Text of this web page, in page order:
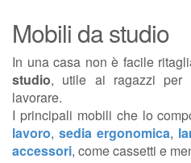
Mobili da studio
In una casa non è facile
studio, utile ai ragazzi per
lavorare.
I principali mobili che lo
lavoro, sedia ergonomica,
accessori, come cassetti e